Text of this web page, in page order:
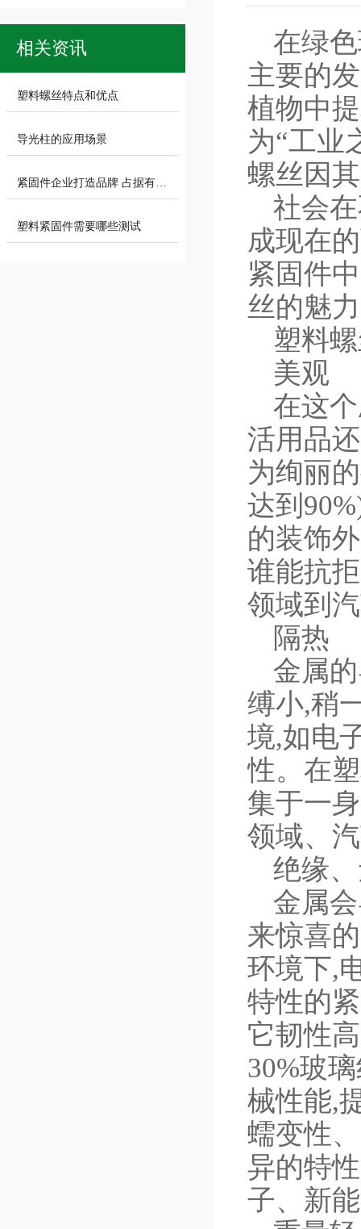
相关资讯
塑料螺丝特点和优点
导光柱的应用场景
紧固件企业打造品牌 占据有利的市
塑料紧固件需要哪些测试
在绿
主要的
植物中
为“工业
螺丝因
社会
成现在
紧固件
丝的魅
塑料
美观
在这
活用品
为绚丽
达到
的装饰
谁能抗
领域到
隔热
金属
缚小,稍
境,如电
性。在
集于一
领域、
绝缘
金属
来惊喜
环境下,
特性的
它韧性
30%玻
械性能,
蠕变性
异的特
子、新